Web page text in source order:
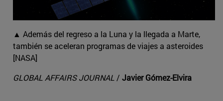
▲ Además del regreso a la Luna y la llegada a Marte,
también se aceleran programas de viajes a asteroides
[NASA]
GLOBAL AFFAIRS JOURNAL / Javier Gómez-Elvira